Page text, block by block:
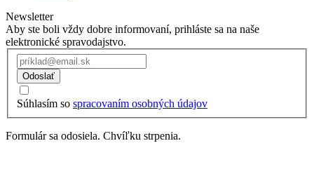
Newsletter
Aby ste boli vždy dobre informovaní, prihláste sa na naše
elektronické spravodajstvo.
Odoslať
Súhlasím so spracovaním osobných údajov
Formulár sa odosiela. Chvíľku strpenia.